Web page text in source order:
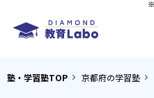
塾・学習塾TOP 京都府の学習塾